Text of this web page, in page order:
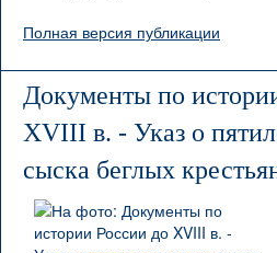
Полная версия публикации
Документы по
XVIII в. - Указ о
сыска беглых